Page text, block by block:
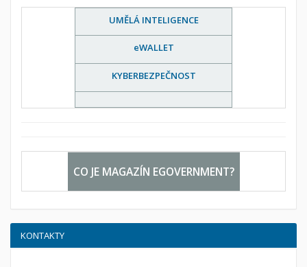
UMĚLÁ INTELIGENCE
eWALLET
KYBERBEZPEČNOST
CO JE MAGAZÍN EGOVERNMENT?
KONTAKTY